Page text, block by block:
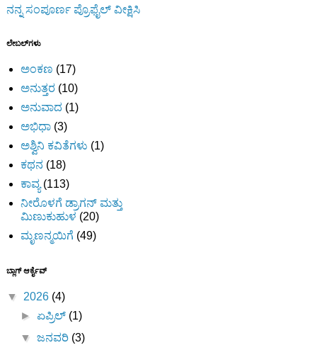
ನನ್ನ ಸಂಪೂರ್ಣ ಪ್ರೊಫೈಲ್ ವೀಕ್ಷಿಸಿ
ಲೇಬಲ್‌ಗಳು
ಅಂಕಣ (17)
ಅನುತ್ತರ (10)
ಅನುವಾದ (1)
ಅಭಿಧಾ (3)
ಅಶ್ವಿನಿ ಕವಿತೆಗಳು (1)
ಕಥನ (18)
ಕಾವ್ಯ (113)
ನೀರೊಳಗೆ ಡ್ರಾಗನ್ ಮತ್ತು
ಮಿಣುಕುಹುಳ (20)
ಮೃಣನ್ಮಯಿಗೆ (49)
ಬ್ಲಾಗ್ ಆರ್ಕೈವ್
▼ 2026 (4)
► ಏಪ್ರಿಲ್ (1)
▼ ಜನವರಿ (3)